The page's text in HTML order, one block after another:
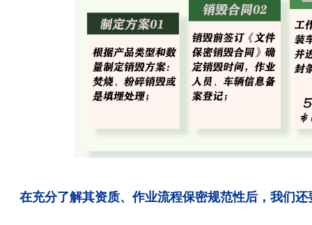
在充分了解其资质、作业流程保密规范性后，我们